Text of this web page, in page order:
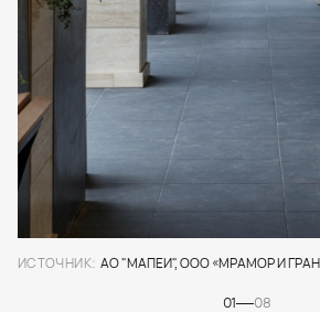
01 08
ИСТОЧНИК: АО "МАПЕИ", ООО «МРАМОР И